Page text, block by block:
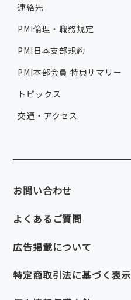
連絡先
PMI倫理・職務規定
PMI日本支部規約
PMI本部会員 特典サマリー
トピックス
交通・アクセス
お問い合わせ
よくあるご質問
広告掲載について
特定商取引法に基づく表示